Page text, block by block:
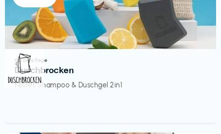
Körperpflege
Duschbrocken
Festes Shampoo & Duschgel 2in1
€‎